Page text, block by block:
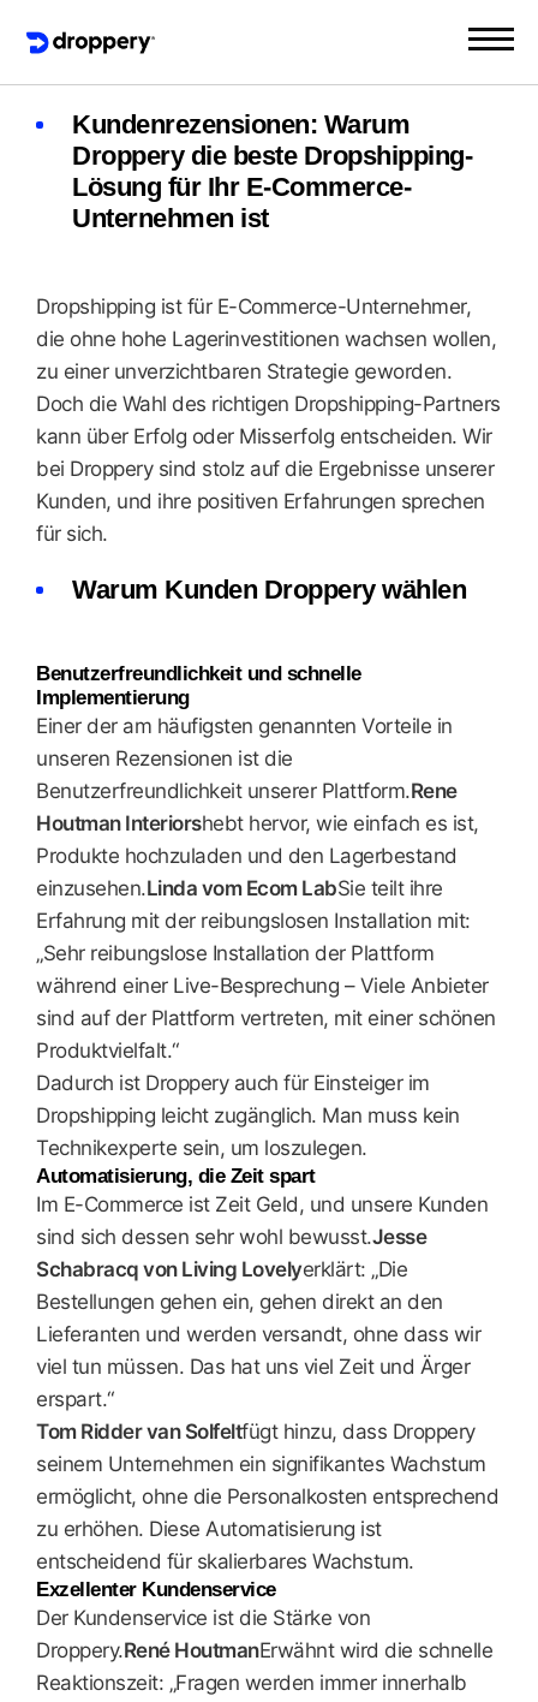
Kundenrezensionen: Warum
Droppery die beste Dropshipping-
Lösung für Ihr E-Commerce-
Unternehmen ist
Dropshipping ist für E-Commerce-Unternehmer,
die ohne hohe Lagerinvestitionen wachsen wollen,
zu einer unverzichtbaren Strategie geworden.
Doch die Wahl des richtigen Dropshipping-Partners
kann über Erfolg oder Misserfolg entscheiden. Wir
bei Droppery sind stolz auf die Ergebnisse unserer
Kunden, und ihre positiven Erfahrungen sprechen
für sich.
Warum Kunden Droppery wählen
Benutzerfreundlichkeit und schnelle
Implementierung
Einer der am häufigsten genannten Vorteile in
unseren Rezensionen ist die
Benutzerfreundlichkeit unserer Plattform.Rene
Houtman Interiorshebt hervor, wie einfach es ist,
Produkte hochzuladen und den Lagerbestand
einzusehen.Linda vom Ecom LabSie teilt ihre
Erfahrung mit der reibungslosen Installation mit:
„Sehr reibungslose Installation der Plattform
während einer Live-Besprechung – Viele Anbieter
sind auf der Plattform vertreten, mit einer schönen
Produktvielfalt.“
Dadurch ist Droppery auch für Einsteiger im
Dropshipping leicht zugänglich. Man muss kein
Technikexperte sein, um loszulegen.
Automatisierung, die Zeit spart
Im E-Commerce ist Zeit Geld, und unsere Kunden
sind sich dessen sehr wohl bewusst.Jesse
Schabracq von Living Lovelyerklärt: „Die
Bestellungen gehen ein, gehen direkt an den
Lieferanten und werden versandt, ohne dass wir
viel tun müssen. Das hat uns viel Zeit und Ärger
erspart.“
Tom Ridder van Solfeltfügt hinzu, dass Droppery
seinem Unternehmen ein signifikantes Wachstum
ermöglicht, ohne die Personalkosten entsprechend
zu erhöhen. Diese Automatisierung ist
entscheidend für skalierbares Wachstum.
Exzellenter Kundenservice
Der Kundenservice ist die Stärke von
Droppery.René HoutmanErwähnt wird die schnelle
Reaktionszeit: „Fragen werden immer innerhalb